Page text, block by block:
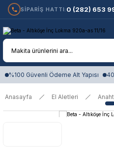
SİPARİŞ HATTI: 0 (282) 653
%100 Güvenli Ödeme Alt Yapısı
Anasayfa El Aletleri